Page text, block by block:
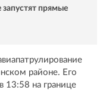
запустят прямые
районе. Его
13:58 на границе